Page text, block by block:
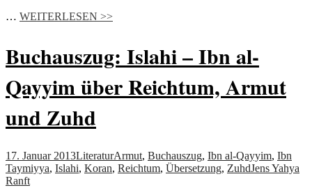
… WEITERLESEN >>
Buchauszug: Islahi – Ibn al-
Qayyim über Reichtum, Armut
und Zuhd
17. Januar 2013LiteraturArmut, Buchauszug, Ibn al-Qayyim, Ibn
Taymiyya, Islahi, Koran, Reichtum, Übersetzung, ZuhdJens Yahya
Ranft